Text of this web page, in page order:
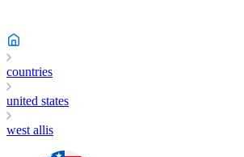
countries
united states
west allis